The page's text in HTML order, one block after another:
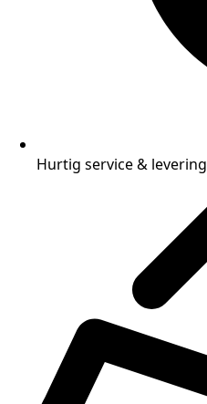
Hurtig service & levering